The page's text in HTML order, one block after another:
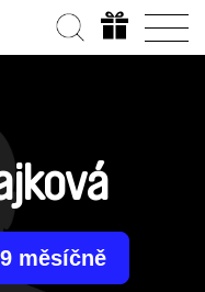
měsíčně